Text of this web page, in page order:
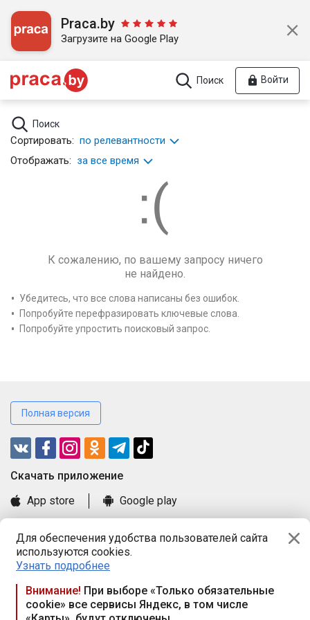
Для обеспечения удобства пользователей сайта
используются cookies.
Узнать подробнее
Внимание! При выборе «Только обязательные
cookie» все сервисы Яндекс, в том числе
Praca.by
Загрузите на Google Play
Поиск Войти
Поиск
Сортировать: по релевантности
Отображать: за все время
К сожалению, по вашему запросу ничего
не найдено.
Убедитесь, что все слова написаны без ошибок.
Попробуйте перефразировать ключевые слова.
Попробуйте упростить поисковый запрос.
Полная версия
Cкачать приложение
App store
Google play
Книга замечаний и предложений
Правила и документы
Praca.by © 2000—2026, ООО «ПРАЦА БАЙ»
Республика Беларусь, 220114, г. Минск, пр-т Независимости
117а, пом. № 9.